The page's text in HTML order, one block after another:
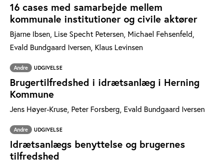
16 cases med samarbejde mellem
kommunale institutioner og civile aktører
Bjarne Ibsen, Lise Specht Petersen, Michael Fehsenfeld,
Evald Bundgaard Iversen, Klaus Levinsen
Andre UDGIVELSE
Brugertilfredshed i idrætsanlæg i Herning
Kommune
Jens Høyer-Kruse, Peter Forsberg, Evald Bundgaard Iversen
Andre UDGIVELSE
Idrætsanlægs benyttelse og brugernes
tilfredshed